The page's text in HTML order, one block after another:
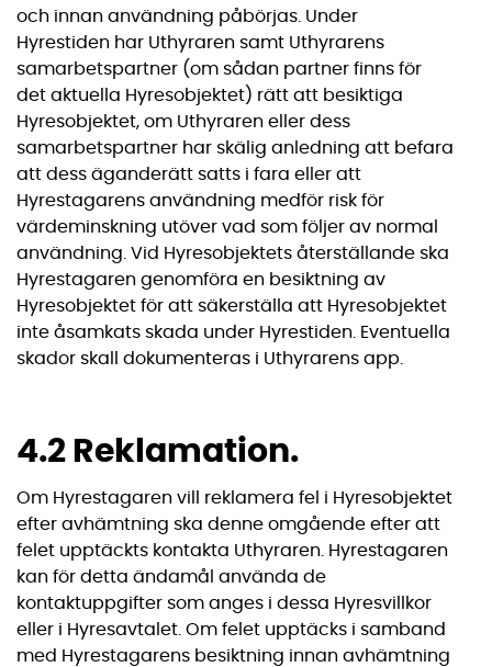
och innan användning påbörjas. Under
Hyrestiden har Uthyraren samt Uthyrarens
samarbetspartner (om sådan partner finns för
det aktuella Hyresobjektet) rätt att besiktiga
Hyresobjektet, om Uthyraren eller dess
samarbetspartner har skälig anledning att befara
att dess äganderätt satts i fara eller att
Hyrestagarens användning medför risk för
värdeminskning utöver vad som följer av normal
användning. Vid Hyresobjektets återställande ska
Hyrestagaren genomföra en besiktning av
Hyresobjektet för att säkerställa att Hyresobjektet
inte åsamkats skada under Hyrestiden. Eventuella
skador skall dokumenteras i Uthyrarens app.
4.2 Reklamation.
Om Hyrestagaren vill reklamera fel i Hyresobjektet
efter avhämtning ska denne omgående efter att
felet upptäckts kontakta Uthyraren. Hyrestagaren
kan för detta ändamål använda de
kontaktuppgifter som anges i dessa Hyresvillkor
eller i Hyresavtalet. Om felet upptäcks i samband
med Hyrestagarens besiktning innan avhämtning